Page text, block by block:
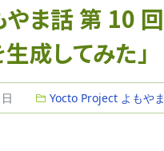
ま話 第 10 回
成してみた」
日 Yocto Project よもや